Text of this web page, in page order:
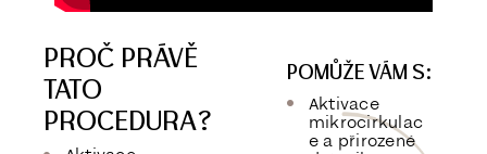
PROČ PRÁVĚ
TATO
PROCEDURA?
POMŮŽE VÁM S:
Aktivace
mikrocirkulac
e a přirozené